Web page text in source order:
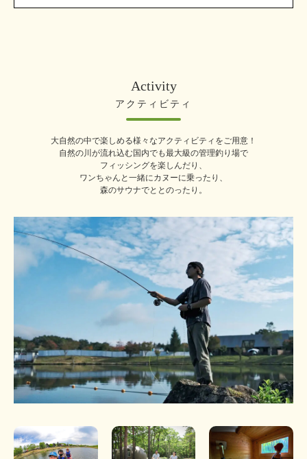
Activity
アクティビティ
大自然の中で楽しめる様々なアクティビティをご用意！
自然の川が流れ込む国内でも最大級の管理釣り場で
フィッシングを楽しんだり、
ワンちゃんと一緒にカヌーに乗ったり、
森のサウナでととのったり。